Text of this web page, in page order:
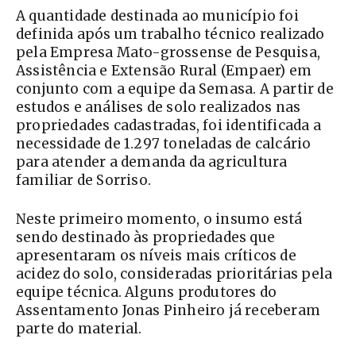
A quantidade destinada ao município foi
definida após um trabalho técnico realizado
pela Empresa Mato-grossense de Pesquisa,
Assistência e Extensão Rural (Empaer) em
conjunto com a equipe da Semasa. A partir de
estudos e análises de solo realizados nas
propriedades cadastradas, foi identificada a
necessidade de 1.297 toneladas de calcário
para atender a demanda da agricultura
familiar de Sorriso.
Neste primeiro momento, o insumo está
sendo destinado às propriedades que
apresentaram os níveis mais críticos de
acidez do solo, consideradas prioritárias pela
equipe técnica. Alguns produtores do
Assentamento Jonas Pinheiro já receberam
parte do material.